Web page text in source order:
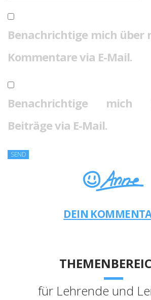
Benachrichtige mich über
Kommentare via E-Mail.
Benachrichtige mich
Beiträge via E-Mail.
DEIN
für Lehrende und